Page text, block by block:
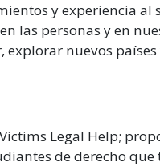
y experiencia al
las personas y en
nuevos
Legal Help;
de derecho